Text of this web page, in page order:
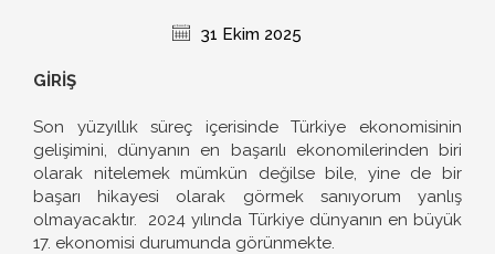
31 Ekim 2025
GİRİŞ
Son yüzyıllık süreç içerisinde Türkiye ekonomisinin
gelişimini, dünyanın en başarılı ekonomilerinden biri
olarak nitelemek mümkün değilse bile, yine de bir
başarı hikayesi olarak görmek sanıyorum yanlış
olmayacaktır. 2024 yılında Türkiye dünyanın en büyük
17. ekonomisi durumunda görünmekte.